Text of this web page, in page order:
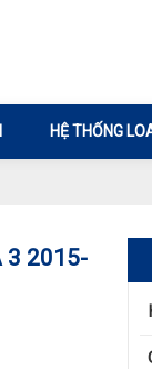
HỆ THỐNG
3 2015-